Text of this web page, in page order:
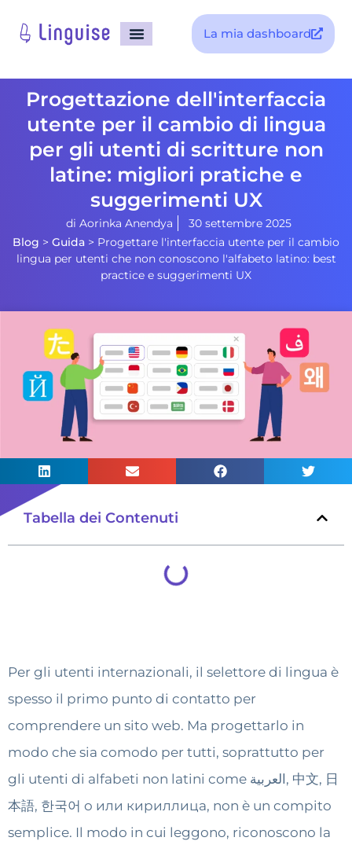
La mia dashboard
Progettazione dell'interfaccia
utente per il cambio di lingua
per gli utenti di scritture non
latine: migliori pratiche e
suggerimenti UX
di Aorinka Anendya
30 settembre 2025
Blog > Guida > Progettare l'interfaccia utente per il cambio
lingua per utenti che non conoscono l'alfabeto latino: best
practice e suggerimenti UX
Tabella dei Contenuti
Per gli utenti internazionali, il selettore di lingua è
spesso il primo punto di contatto per
comprendere un sito web. Ma progettarlo in
modo che sia comodo per tutti, soprattutto per
gli utenti di alfabeti non latini come العربية, 中文, 日
本語, 한국어 o или кириллица, non è un compito
semplice. Il modo in cui leggono, riconoscono la